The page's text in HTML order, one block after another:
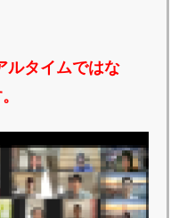
ルタイムではな